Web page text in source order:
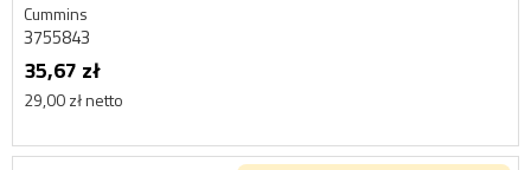
Cummins
3755843
35,67 zł
29,00 zł netto